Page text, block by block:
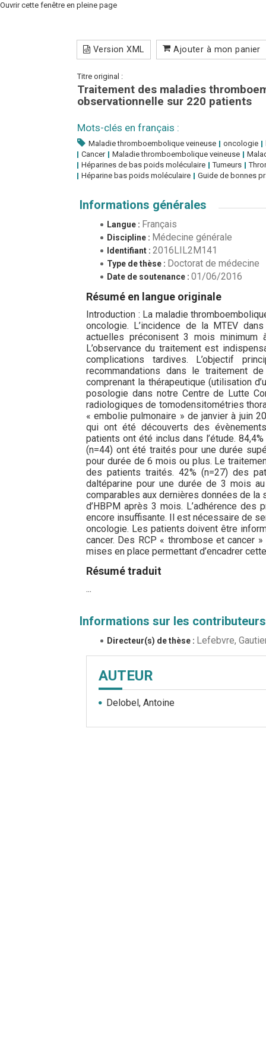
Ouvrir cette fenêtre en pleine page
Version XML Ajouter à mon panier
Titre original :
Traitement des maladies
observationnelle sur 220 patients
Mots-clés en français :
Maladie thromboembolique veineuse oncologie
Cancer
Maladie thromboembolique veineuse
Héparines de bas poids moléculaire
Tumeurs
Héparine bas poids moléculaire
Guide de bonnes
Informations générales
Langue : Français
Discipline : Médecine générale
Identifiant : 2016LIL2M141
Type de thèse : Doctorat de médecine
Date de soutenance : 01/06/2016
Résumé en langue originale
Introduction : La maladie
oncologie. L’incidence de la MTEV
actuelles préconisent 3 mois
L’observance du traitement est
complications tardives. L’objectif
recommandations dans le traitement
comprenant la thérapeutique (utilisation
posologie dans notre Centre de Lutte
radiologiques de tomodensitométries
« embolie pulmonaire » de janvier à juin
qui ont été découverts des
patients ont été inclus dans l’étude.
(n=44) ont été traités pour une durée
pour durée de 6 mois ou plus. Le
des patients traités. 42% (n=27) des
daltéparine pour une durée de 3 mois
comparables aux dernières données de la
d’HBPM après 3 mois. L’adhérence
encore insuffisante. Il est nécessaire de
oncologie. Les patients doivent être
cancer. Des RCP « thrombose et cancer
mises en place permettant d’encadrer
Résumé traduit
Informations sur les contributeurs
Directeur(s) de thèse : Lefebvre,
AUTEUR
Delobel, Antoine